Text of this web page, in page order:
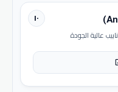
١٠
عالية الجودة